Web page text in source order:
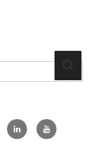
linkedin Youtube